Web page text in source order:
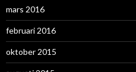
mars 2016
februari 2016
oktober 2015